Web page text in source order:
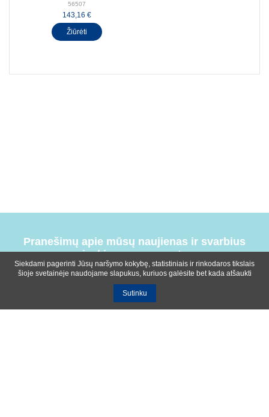
56507
143,16 €
Žiūrėti
Pranešimų apie mūsų naujienas ir svarbius
įvykius prenumerata
Siekdami pagerinti Jūsų naršymo kokybę, statistiniais ir rinkodaros tikslais
šioje svetainėje naudojame slapukus, kuriuos galėsite bet kada atšaukti
Sutinku